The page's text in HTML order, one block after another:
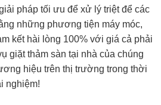
pháp tối ưu để xử lý triệt để các
những phương tiện máy móc,
kết hài lòng 100% với giá cả phải
giặt thảm sàn tại nhà của chúng
hiệu trên thị trường trong thời
nghiệm!